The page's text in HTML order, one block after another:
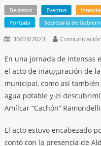
Decretos Eventos
Portada
Secretaría de
30/03/2023 Comunicación
En una jornada de intensas
el acto de inauguración de
municipal, como así
agua potable y el
Amílcar “Cachón”
El acto estuvo encabezado
contó con la presencia de